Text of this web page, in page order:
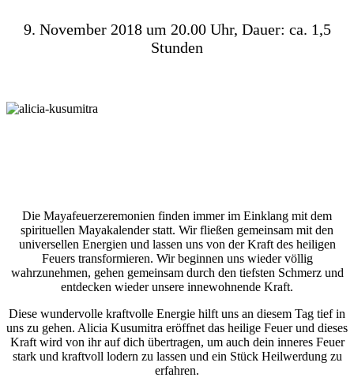
9. November 2018 um 20.00 Uhr, Dauer: ca. 1,5
Stunden
Die Mayafeuerzeremonien finden immer im Einklang mit dem
spirituellen Mayakalender statt. Wir fließen gemeinsam mit den
universellen Energien und lassen uns von der Kraft des heiligen
Feuers transformieren. Wir beginnen uns wieder völlig
wahrzunehmen, gehen gemeinsam durch den tiefsten Schmerz und
entdecken wieder unsere innewohnende Kraft.
Diese wundervolle kraftvolle Energie hilft uns an diesem Tag tief in
uns zu gehen. Alicia Kusumitra eröffnet das heilige Feuer und dieses
Kraft wird von ihr auf dich übertragen, um auch dein inneres Feuer
stark und kraftvoll lodern zu lassen und ein Stück Heilwerdung zu
erfahren.